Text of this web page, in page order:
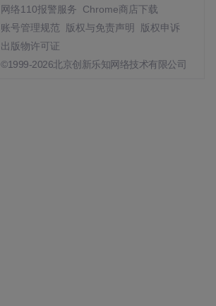
网络110报警服务
Chrome商店下载
账号管理规范
版权与免责声明
版权申诉
出版物许可证
©1999-2026北京创新乐知网络技术有限公司